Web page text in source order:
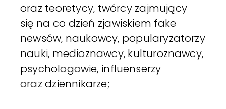
oraz teoretycy, twórcy zajmujący
się na co dzień zjawiskiem fake
newsów, naukowcy, popularyzatorzy
nauki, medioznawcy, kulturoznawcy,
psychologowie, influenserzy
oraz dziennikarze;